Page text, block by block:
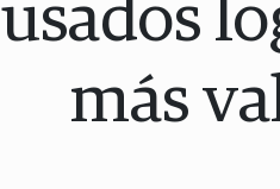
usados
más